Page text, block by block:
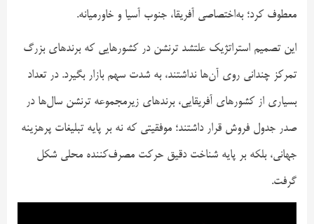
معطوف کرد؛ به‌اختصاصی آفریقا، جنوب آسیا و خاورمیانه.
این تصمیم استراتژیک علتشد ترنشن در کشورهایی که برندهای بزرگ
تمرکز چندانی روی آن‌ها نداشتند، به شدت سهم بازار بگیرد. در تعداد
بسیاری از کشورهای آفریقایی، برندهای زیرمجموعه ترنشن سال‌ها در
صدر جدول فروش قرار داشتند؛ موفقیتی که نه بر پایه تبلیغات پرهزینه
جهانی، بلکه بر پایه شناخت دقیق حرکت مصرف‌کننده محلی شکل
گرفت.